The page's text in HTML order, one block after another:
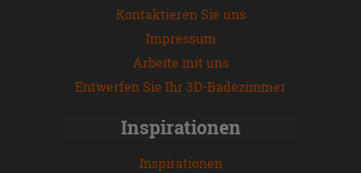
Kontaktieren Sie uns
Impressum
Arbeite mit uns
Entwerfen Sie Ihr 3D-Badezimmer
Inspirationen
Inspirationen